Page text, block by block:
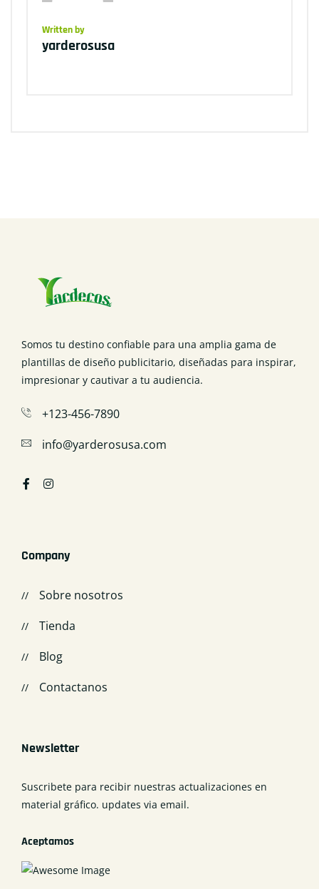
Written by
yarderosusa
Somos tu destino confiable para una amplia gama de
plantillas de diseño publicitario, diseñadas para inspirar,
impresionar y cautivar a tu audiencia.
+123-456-7890
info@yarderosusa.com
Company
Sobre nosotros
Tienda
Blog
Contactanos
Newsletter
Suscribete para recibir nuestras actualizaciones en
material gráfico. updates via email.
Aceptamos